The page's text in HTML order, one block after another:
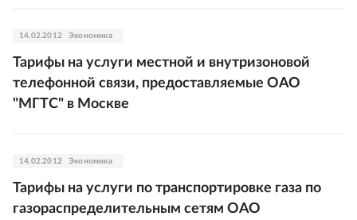
14.02.2012 Экономика
Тарифы на услуги местной и внутризоновой
телефонной связи, предоставляемые ОАО
"МГТС" в Москве
14.02.2012 Экономика
Тарифы на услуги по транспортировке газа по
газораспределительным сетям ОАО